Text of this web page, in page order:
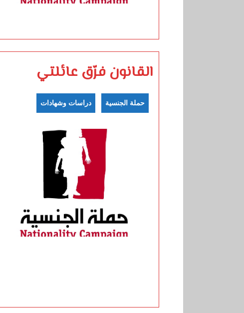
القانون فرّق عائلتي
حملة الجنسية دراسات وشهادات